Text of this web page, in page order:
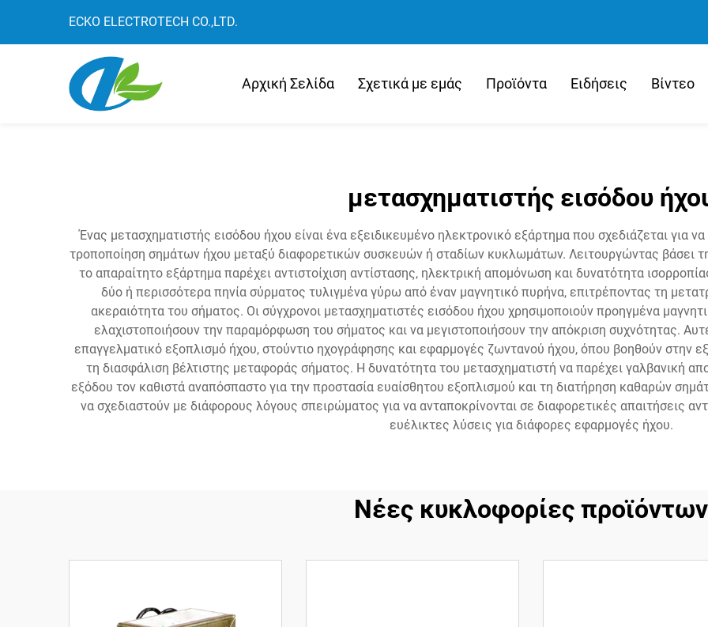
ECKO ELECTROTECH CO.,LTD.
Αρχική Σελίδα Σχετικά με εμάς Προϊόντα Ειδήσεις Βίντεο
μετασχηματιστής εισόδου
Ένας μετασχηματιστής εισόδου ήχου είναι ένα εξειδικευμένο ηλεκτρονικό εξάρτημα που σχεδιάζεται για
τροποποίηση σημάτων ήχου μεταξύ διαφορετικών συσκευών ή σταδίων κυκλωμάτων. Λειτουργώντας βάσει
το απαραίτητο εξάρτημα παρέχει αντιστοίχιση αντίστασης, ηλεκτρική απομόνωση και δυνατότητα
δύο ή περισσότερα πηνία σύρματος τυλιγμένα γύρω από έναν μαγνητικό πυρήνα, επιτρέποντας τη
ακεραιότητα του σήματος. Οι σύγχρονοι μετασχηματιστές εισόδου ήχου χρησιμοποιούν προηγμένα
ελαχιστοποιήσουν την παραμόρφωση του σήματος και να μεγιστοποιήσουν την απόκριση συχνότητας.
επαγγελματικό εξοπλισμό ήχου, στούντιο ηχογράφησης και εφαρμογές ζωντανού ήχου, όπου βοηθούν στην
τη διασφάλιση βέλτιστης μεταφοράς σήματος. Η δυνατότητα του μετασχηματιστή να παρέχει γαλβανική
εξόδου τον καθιστά αναπόσπαστο για την προστασία ευαίσθητου εξοπλισμού και τη διατήρηση καθαρών
να σχεδιαστούν με διάφορους λόγους σπειρώματος για να ανταποκρίνονται σε διαφορετικές απαιτήσεις
ευέλικτες λύσεις για διάφορες εφαρμογές ήχου.
Νέες κυκλοφορίες προϊόντων